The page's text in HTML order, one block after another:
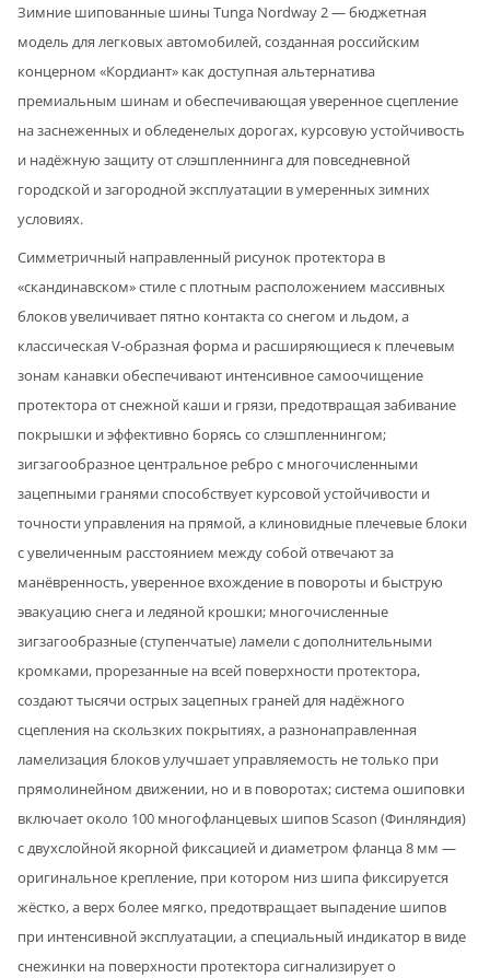
Зимние шипованные шины Tunga Nordway 2 — бюджетная
модель для легковых автомобилей, созданная российским
концерном «Кордиант» как доступная альтернатива
премиальным шинам и обеспечивающая уверенное сцепление
на заснеженных и обледенелых дорогах, курсовую устойчивость
и надёжную защиту от слэшпленнинга для повседневной
городской и загородной эксплуатации в умеренных зимних
условиях.
Симметричный направленный рисунок протектора в
«скандинавском» стиле с плотным расположением массивных
блоков увеличивает пятно контакта со снегом и льдом, а
классическая V-образная форма и расширяющиеся к плечевым
зонам канавки обеспечивают интенсивное самоочищение
протектора от снежной каши и грязи, предотвращая забивание
покрышки и эффективно борясь со слэшпленнингом;
зигзагообразное центральное ребро с многочисленными
зацепными гранями способствует курсовой устойчивости и
точности управления на прямой, а клиновидные плечевые блоки
с увеличенным расстоянием между собой отвечают за
манёвренность, уверенное вхождение в повороты и быструю
эвакуацию снега и ледяной крошки; многочисленные
зигзагообразные (ступенчатые) ламели с дополнительными
кромками, прорезанные на всей поверхности протектора,
создают тысячи острых зацепных граней для надёжного
сцепления на скользких покрытиях, а разнонаправленная
ламелизация блоков улучшает управляемость не только при
прямолинейном движении, но и в поворотах; система ошиповки
включает около 100 многофланцевых шипов Scason (Финляндия)
с двухслойной якорной фиксацией и диаметром фланца 8 мм —
оригинальное крепление, при котором низ шипа фиксируется
жёстко, а верх более мягко, предотвращает выпадение шипов
при интенсивной эксплуатации, а специальный индикатор в виде
снежинки на поверхности протектора сигнализирует о